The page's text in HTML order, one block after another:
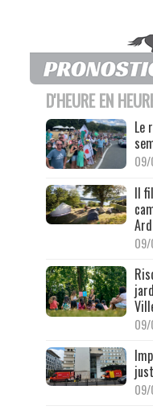
D'HEURE EN
Le
Il